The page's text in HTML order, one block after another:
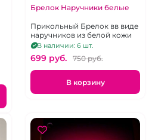
Брелок Наручники белые
Прикольный Брелок вв виде
наручников из белой кожи
В наличии: 6 шт.
699 pуб. 750 pуб.
В корзину